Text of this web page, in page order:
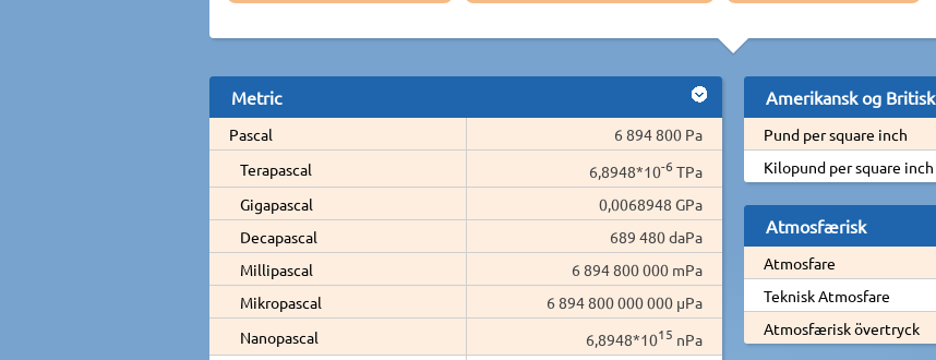
Metric
Pascal
6 894 800 Pa
Terapascal
6,8948*10-6 TPa
Gigapascal
0,0068948 GPa
Decapascal
689 480 daPa
Millipascal
6 894 800 000 mPa
Mikropascal
6 894 800 000 000 µPa
Nanopascal
6,8948*1015 nPa
Amerikansk og Britisk
Pund per square inch
Kilopund per square inch
Atmosfærisk
Atmosfare
Teknisk Atmosfare
Atmosfærisk övertryck